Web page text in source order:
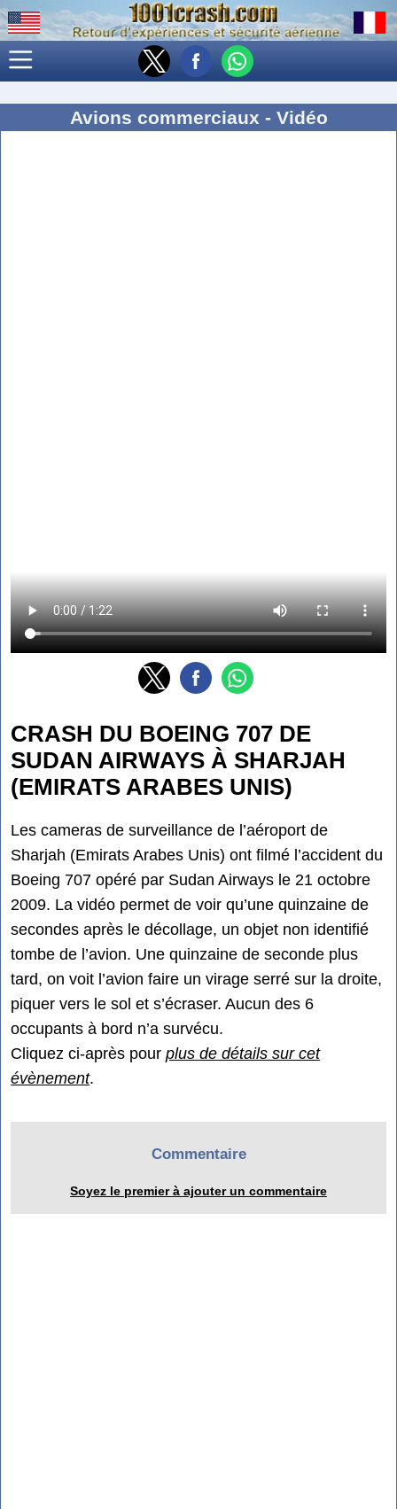
Avions commerciaux - Vidéo
CRASH DU BOEING 707 DE
SUDAN AIRWAYS À SHARJAH
(EMIRATS ARABES UNIS)
Les cameras de surveillance de l’aéroport de
Sharjah (Emirats Arabes Unis) ont filmé l’accident du
Boeing 707 opéré par Sudan Airways le 21 octobre
2009. La vidéo permet de voir qu’une quinzaine de
secondes après le décollage, un objet non identifié
tombe de l’avion. Une quinzaine de seconde plus
tard, on voit l’avion faire un virage serré sur la droite,
piquer vers le sol et s’écraser. Aucun des 6
occupants à bord n’a survécu.
Cliquez ci-après pourplus de détails sur cet
évènement.
Commentaire
Soyez le premier à ajouter un commentaire